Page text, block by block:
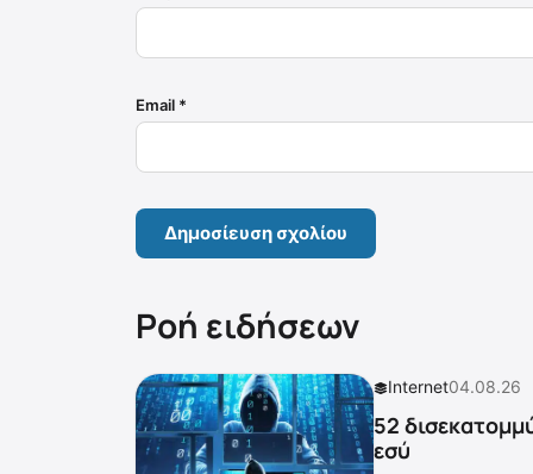
Email *
Ροή ειδήσεων
Internet04.08.26
52
εσύ